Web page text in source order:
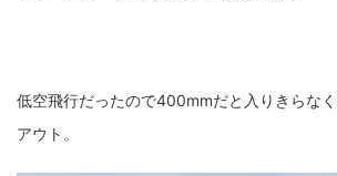
低空飛行だったので400mmだと入りきらな
アウト。